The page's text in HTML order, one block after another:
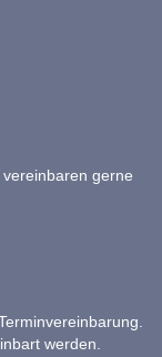
gerne
werden.